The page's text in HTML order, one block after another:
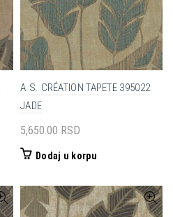
A.S. CRÉATION TAPETE 395022
JADE
5,650.00 RSD
Dodaj u korpu